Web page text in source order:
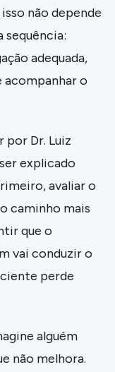
não depende
sequência:
adequada,
o
Dr. Luiz
explicado
avaliar o
caminho mais
que o
vai conduzir o
perde
alguém
não melhora.